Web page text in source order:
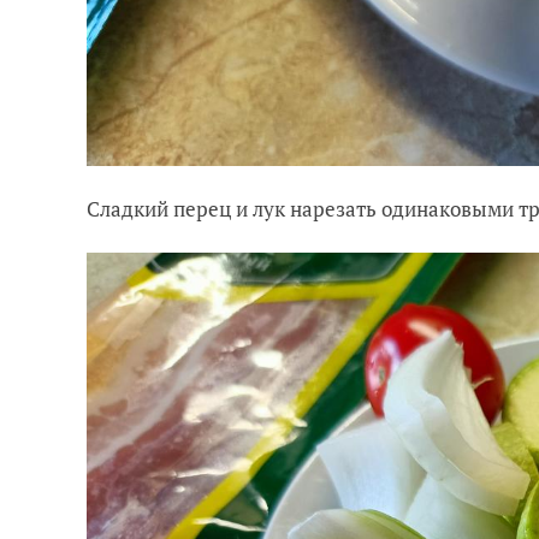
Сладкий перец и лук нарезать одинаковыми